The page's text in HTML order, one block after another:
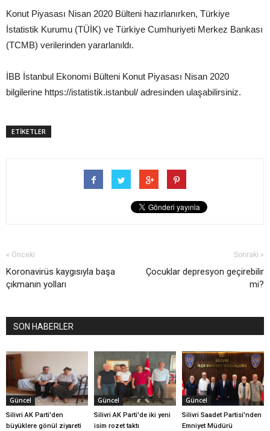
Konut Piyasası Nisan 2020 Bülteni hazırlanırken, Türkiye
İstatistik Kurumu (TÜİK) ve Türkiye Cumhuriyeti Merkez Bankası
(TCMB) verilerinden yararlanıldı.
İBB İstanbul Ekonomi Bülteni Konut Piyasası Nisan 2020
bilgilerine https://istatistik.istanbul/ adresinden ulaşabilirsiniz.
ETİKETLER
« Önceki
Koronavirüs kaygısıyla başa
çıkmanın yolları
Sonraki »
Çocuklar depresyon geçirebilir
mi?
SON HABERLER
Güncel
Silivri AK Parti'den
büyüklere gönül ziyareti
Güncel
Silivri AK Parti'de iki yeni
isim rozet taktı
Güncel
Silivri Saadet Partisi'nden
Emniyet Müdürü